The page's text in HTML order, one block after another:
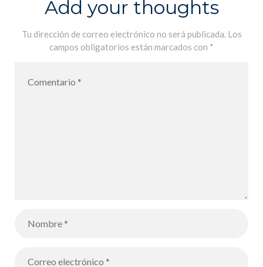
Add your thoughts
Tu dirección de correo electrónico no será publicada. Los
campos obligatorios están marcados con *